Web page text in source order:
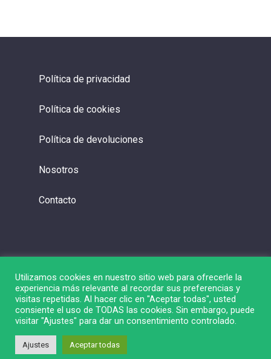
Política de privacidad
Política de cookies
Política de devoluciones
Nosotros
Contacto
© 2026 Liga de Bolsa.
linkedinyoutube
Utilizamos cookies en nuestro sitio web para ofrecerle la
experiencia más relevante al recordar sus preferencias y
visitas repetidas. Al hacer clic en "Aceptar todas", usted
consiente el uso de TODAS las cookies. Sin embargo, puede
visitar "Ajustes" para dar un consentimiento controlado.
Ajustes Aceptar todas